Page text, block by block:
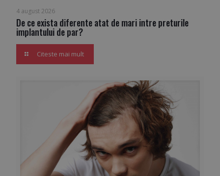
4 august 2026
De ce exista diferente atat de mari intre preturile
implantului de par?
Citeste mai mult